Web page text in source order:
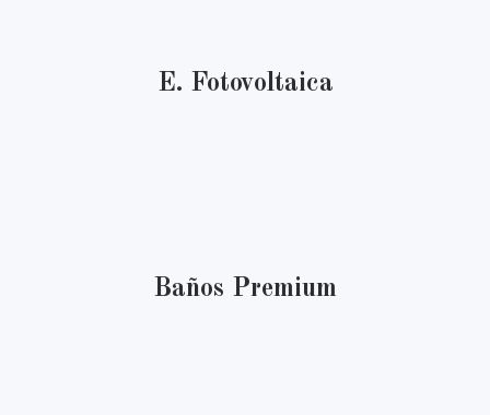
E. Fotovoltaica
Baños Premium